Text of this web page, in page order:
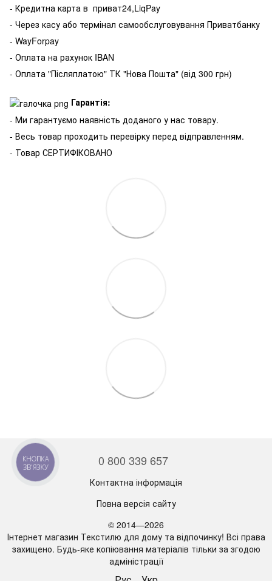
- Кредитна карта в приват24,LiqPay
- Через касу або термінал самообслуговування Приватбанку
- WayForpay
- Оплата на рахунок IBAN
- Оплата "Післяплатою" ТК "Нова Пошта" (від 300 грн)
Гарантія:
- Ми гарантуємо наявність доданого у нас товару.
- Весь товар проходить перевірку перед відправленням.
- Товар СЕРТИФІКОВАНО
0 800 339 657
Контактна інформація
Повна версія сайту
© 2014—2026
Інтернет магазин Текстилю для дому та відпочинку! Всі права
захищено. Будь-яке копіювання матеріалів тільки за згодою
адміністрації
КНОПКА
ЗВ'ЯЗКУ